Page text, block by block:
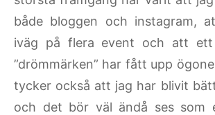
både bloggen och instagram,
iväg på flera event och att
”drömmärken” har fått upp
tycker också att jag har blivit
och det bör väl ändå ses som